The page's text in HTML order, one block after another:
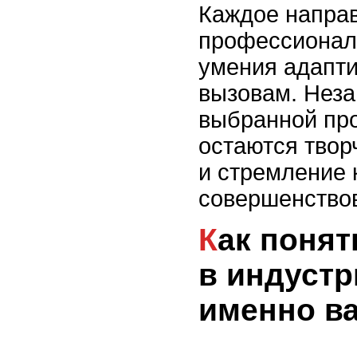
Каждое
умения
вызовам.
выбранной
остаются
и стремление
Как понять, какая роль
в
именно